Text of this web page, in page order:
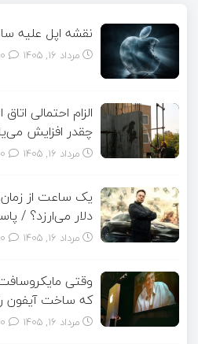
نقشه اپل علیه
مرداد ۱۶, ۱۴۰۵
الزام احتمالی
چقدر افزایش
مرداد ۱۶, ۱۴۰۵
دلار می‌ارزد؟ /
مرداد ۱۶, ۱۴۰۵
وقتی
که ساخت آیفون
مرداد ۱۶, ۱۴۰۵